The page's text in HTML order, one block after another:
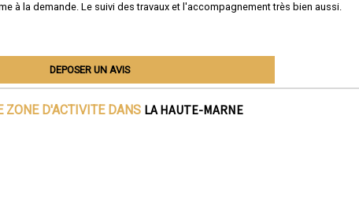
à la demande. Le suivi des travaux et l'accompagnement très bien aussi.
DEPOSER UN AVIS
ZONE D'ACTIVITE DANS LA HAUTE-MARNE